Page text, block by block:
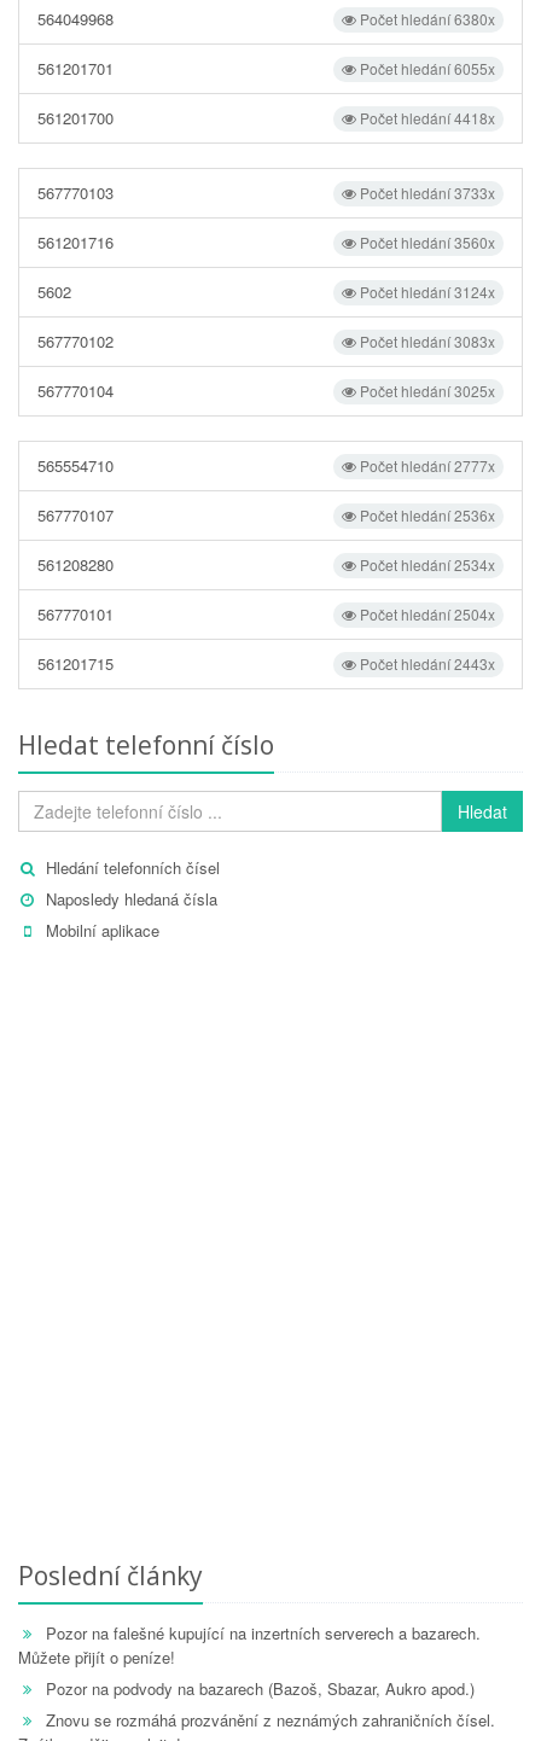
Počet hledání 6380x
564049968
Počet hledání 6055x
561201701
Počet hledání 4418x
561201700
Počet hledání 3733x
567770103
Počet hledání 3560x
561201716
Počet hledání 3124x
5602
Počet hledání 3083x
567770102
Počet hledání 3025x
567770104
Počet hledání 2777x
565554710
Počet hledání 2536x
567770107
Počet hledání 2534x
561208280
Počet hledání 2504x
567770101
Počet hledání 2443x
561201715
Hledat telefonní číslo
Hledat
Hledání telefonních čísel
Naposledy hledaná čísla
Mobilní aplikace
Poslední články
Pozor na falešné kupující na inzertních serverech a bazarech.
Můžete přijít o peníze!
Pozor na podvody na bazarech (Bazoš, Sbazar, Aukro apod.)
Znovu se rozmáhá prozvánění z neznámých zahraničních čísel.